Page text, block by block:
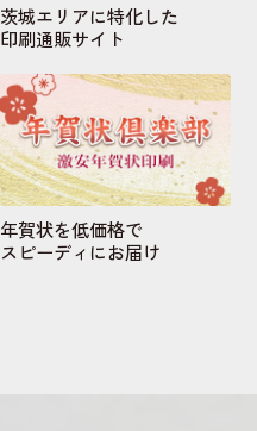
茨城エリアに特化した
印刷通販サイト
年賀状を低価格で
スピーディにお届け